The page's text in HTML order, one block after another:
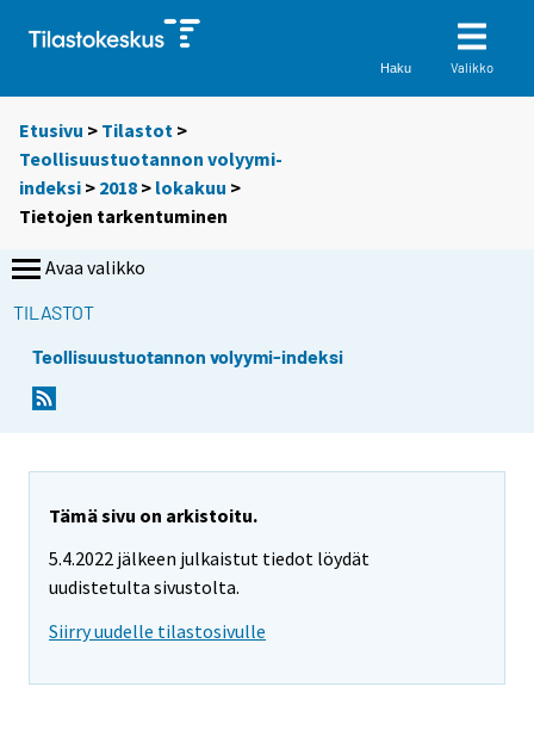
Haku Valikko
Etusivu > Tilastot >
Teollisuustuotannon volyymi-
indeksi > 2018 > lokakuu >
Tietojen tarkentuminen
Avaa valikko
TILASTOT
Teollisuustuotannon volyymi-indeksi
Tämä sivu on arkistoitu.
5.4.2022 jälkeen julkaistut tiedot löydät
uudistetulta sivustolta.
Siirry uudelle tilastosivulle